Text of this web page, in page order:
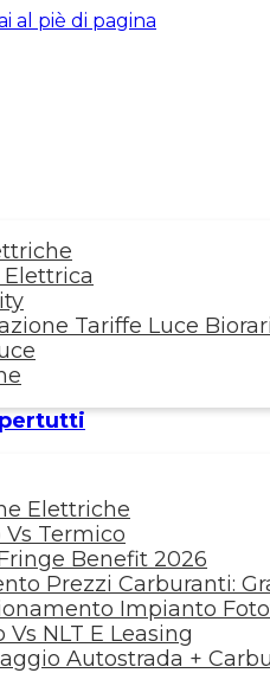
al piè di pagina
Tariffe Luce
Elettriche
Termico
Benefit 2026
Prezzi Carburanti:
Impianto
Vs NLT E Leasing
Autostrada +